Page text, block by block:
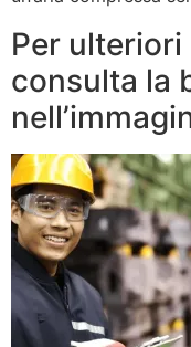
Per
consulta la